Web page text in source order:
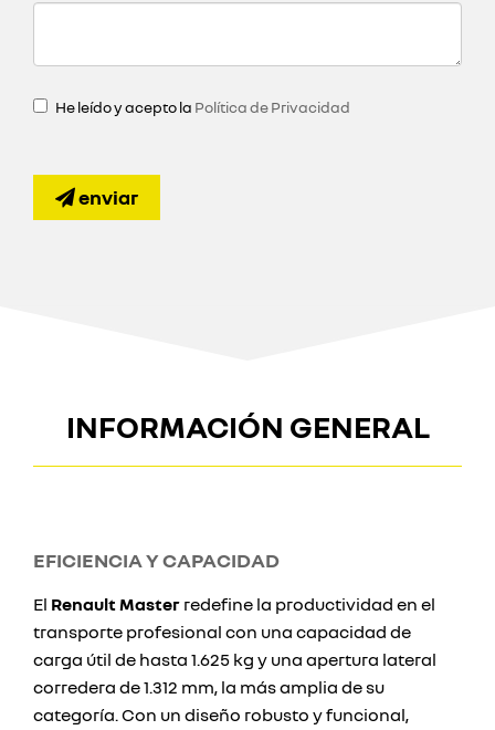
He leído y acepto la Política de Privacidad
enviar
INFORMACIÓN GENERAL
EFICIENCIA Y CAPACIDAD
El Renault Master redefine la productividad en el
transporte profesional con una capacidad de
carga útil de hasta 1.625 kg y una apertura lateral
corredera de 1.312 mm, la más amplia de su
categoría. Con un diseño robusto y funcional,